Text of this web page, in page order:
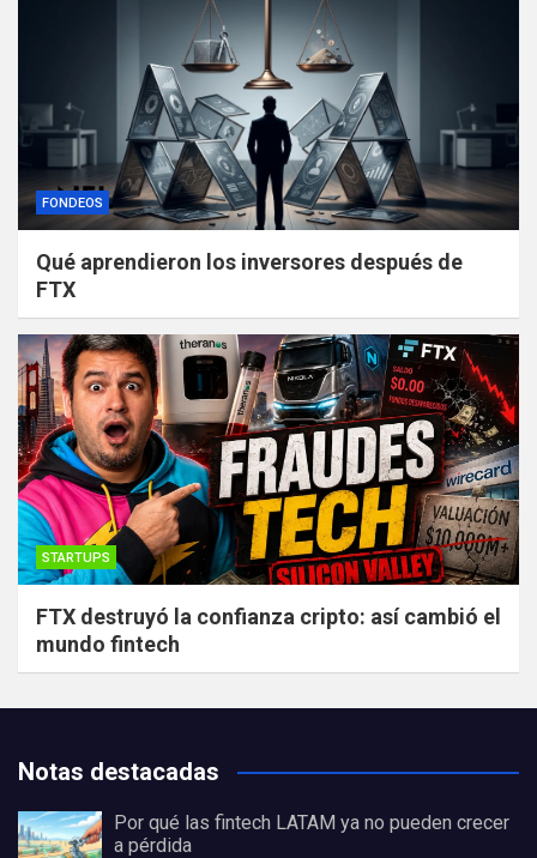
FONDEOS
Qué aprendieron los inversores después de
FTX
STARTUPS
FTX destruyó la confianza cripto: así cambió el
mundo fintech
Notas destacadas
Por qué las fintech LATAM ya no pueden crecer
a pérdida